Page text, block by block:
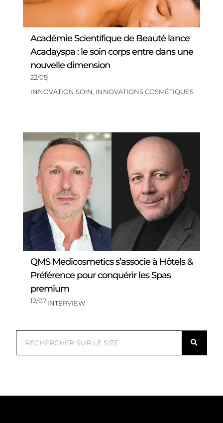
Académie Scientifique de Beauté lance
Acadayspa : le soin corps entre dans une
nouvelle dimension
22/05
INNOVATION SOIN, INNOVATIONS COSMÉTIQUES
QMS Medicosmetics s’associe à Hôtels &
Préférence pour conquérir les Spas
premium
12/07INTERVIEW